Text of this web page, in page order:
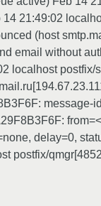
21:49:02
(host
email without
localhost
message-
delay=0,
postfix/